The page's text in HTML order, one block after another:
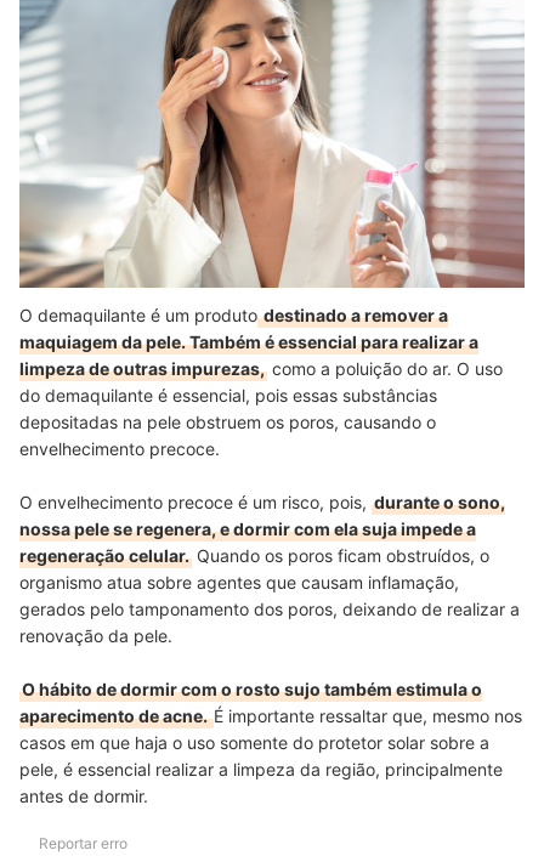
O demaquilante é um produtodestinado a remover a
maquiagem da pele. Também é essencial para realizar a
limpeza de outras impurezas, como a poluição do ar. O uso
do demaquilante é essencial, pois essas substâncias
depositadas na pele obstruem os poros, causando o
envelhecimento precoce.
O envelhecimento precoce é um risco, pois, durante o sono,
nossa pele se regenera, e dormir com ela suja impede a
regeneração celular. Quando os poros ficam obstruídos, o
organismo atua sobre agentes que causam inflamação,
gerados pelo tamponamento dos poros, deixando de realizar a
renovação da pele.
O hábito de dormir com o rosto sujo também estimula o
aparecimento de acne.É importante ressaltar que, mesmo nos
casos em que haja o uso somente do protetor solar sobre a
pele, é essencial realizar a limpeza da região, principalmente
antes de dormir.
Reportar erro